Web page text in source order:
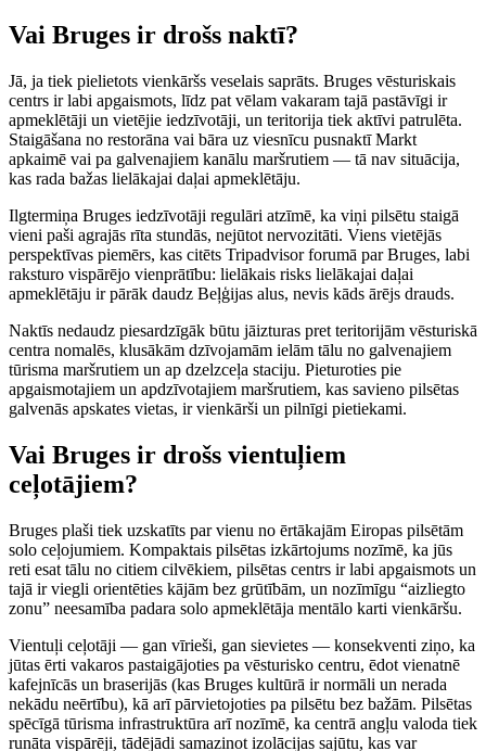
Vai Bruges ir drošs naktī?
Jā, ja tiek pielietots vienkāršs veselais saprāts. Bruges vēsturiskais
centrs ir labi apgaismots, līdz pat vēlam vakaram tajā pastāvīgi ir
apmeklētāji un vietējie iedzīvotāji, un teritorija tiek aktīvi patrulēta.
Staigāšana no restorāna vai bāra uz viesnīcu pusnaktī Markt
apkaimē vai pa galvenajiem kanālu maršrutiem — tā nav situācija,
kas rada bažas lielākajai daļai apmeklētāju.
Ilgtermiņa Bruges iedzīvotāji regulāri atzīmē, ka viņi pilsētu staigā
vieni paši agrajās rīta stundās, nejūtot nervozitāti. Viens vietējās
perspektīvas piemērs, kas citēts Tripadvisor forumā par Bruges, labi
raksturo vispārējo vienprātību: lielākais risks lielākajai daļai
apmeklētāju ir pārāk daudz Beļģijas alus, nevis kāds ārējs drauds.
Naktīs nedaudz piesardzīgāk būtu jāizturas pret teritorijām vēsturiskā
centra nomalēs, klusākām dzīvojamām ielām tālu no galvenajiem
tūrisma maršrutiem un ap dzelzceļa staciju. Pieturoties pie
apgaismotajiem un apdzīvotajiem maršrutiem, kas savieno pilsētas
galvenās apskates vietas, ir vienkārši un pilnīgi pietiekami.
Vai Bruges ir drošs vientuļiem
ceļotājiem?
Bruges plaši tiek uzskatīts par vienu no ērtākajām Eiropas pilsētām
solo ceļojumiem. Kompaktais pilsētas izkārtojums nozīmē, ka jūs
reti esat tālu no citiem cilvēkiem, pilsētas centrs ir labi apgaismots un
tajā ir viegli orientēties kājām bez grūtībām, un nozīmīgu “aizliegto
zonu” neesamība padara solo apmeklētāja mentālo karti vienkāršu.
Vientuļi ceļotāji — gan vīrieši, gan sievietes — konsekventi ziņo, ka
jūtas ērti vakaros pastaigājoties pa vēsturisko centru, ēdot vienatnē
kafejnīcās un braserijās (kas Bruges kultūrā ir normāli un nerada
nekādu neērtību), kā arī pārvietojoties pa pilsētu bez bažām. Pilsētas
spēcīgā tūrisma infrastruktūra arī nozīmē, ka centrā angļu valoda tiek
runāta vispārēji, tādējādi samazinot izolācijas sajūtu, kas var